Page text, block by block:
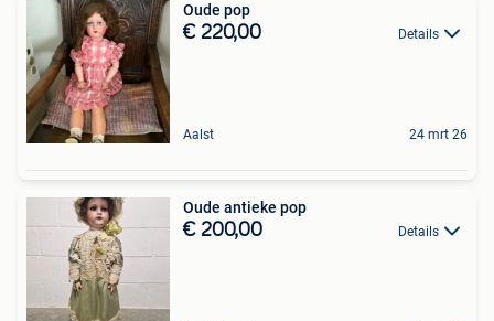
Oude pop
€ 220,00 Details
Aalst 24 mrt 26
Oude antieke pop
€ 200,00 Details